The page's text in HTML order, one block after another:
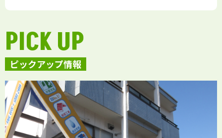
ピックアップ情報
PICK UP